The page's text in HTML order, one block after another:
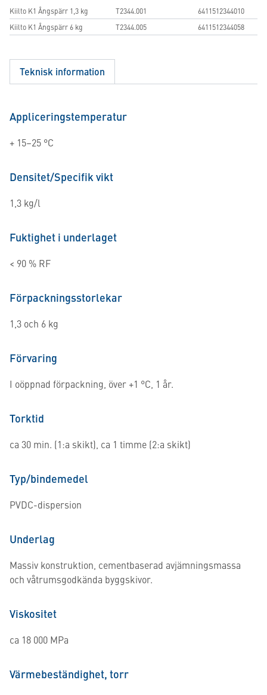
Kiilto K1 Ångspärr 1,3 kg T2344.001
6411512344010
Kiilto K1 Ångspärr 6 kg
T2344.005 6411512344058
Teknisk information
Appliceringstemperatur
+ 15–25 °C
Densitet/Specifik vikt
1,3 kg/l
Fuktighet i underlaget
< 90 % RF
Förpackningsstorlekar
1,3 och 6 kg
Förvaring
I oöppnad förpackning, över +1 °C, 1 år.
Torktid
ca 30 min. (1:a skikt), ca 1 timme (2:a skikt)
Typ/bindemedel
PVDC-dispersion
Underlag
Massiv konstruktion, cementbaserad avjämningsmassa
och våtrumsgodkända byggskivor.
Viskositet
ca 18 000 MPa
Värmebeständighet, torr